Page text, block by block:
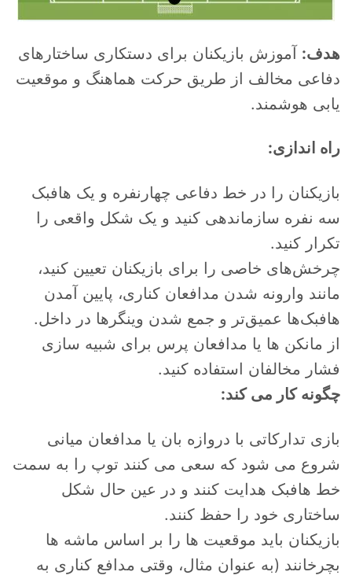
هدف: آموزش بازیکنان برای دستکاری ساختارهای
دفاعی مخالف از طریق حرکت هماهنگ و موقعیت
یابی هوشمند.
راه اندازی:
بازیکنان را در خط دفاعی چهارنفره و یک هافبک
سه نفره سازماندهی کنید و یک شکل واقعی را
تکرار کنید.
چرخش‌های خاصی را برای بازیکنان تعیین کنید،
مانند وارونه شدن مدافعان کناری، پایین آمدن
هافبک‌ها عمیق‌تر و جمع شدن وینگرها در داخل.
از مانکن ها یا مدافعان پرس برای شبیه سازی
فشار مخالفان استفاده کنید.
چگونه کار می کند:
بازی تدارکاتی با دروازه بان یا مدافعان میانی
شروع می شود که سعی می کنند توپ را به سمت
خط هافبک هدایت کنند و در عین حال شکل
ساختاری خود را حفظ کنند.
بازیکنان باید موقعیت ها را بر اساس ماشه ها
بچرخانند (به عنوان مثال، وقتی مدافع کناری به